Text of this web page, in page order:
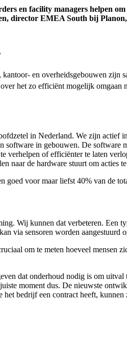
en facility managers helpen
director EMEA South bij
kantoor- en overheidsgebouwen
het zo efficiënt mogelijk
in Nederland. We zijn
software in gebouwen. De software
verhelpen of efficiënter te laten
naar de hardware stuurt om acties
goed voor maar liefst 40% van de
Wij kunnen dat verbeteren. Een
via sensoren worden
om te meten hoeveel mensen
dat onderhoud nodig is om
moment dus. De nieuwste
bedrijf een contract heeft,